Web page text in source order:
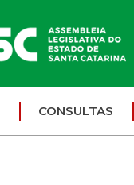
CONSULTAS